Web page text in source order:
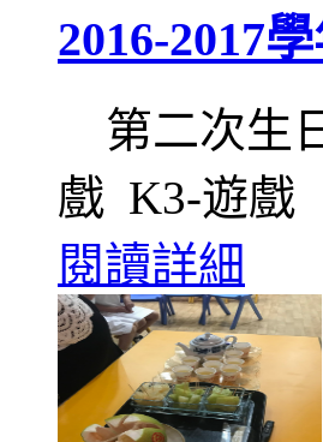
2016-2017
第二次生
戲 K3-遊戲
閱讀詳細